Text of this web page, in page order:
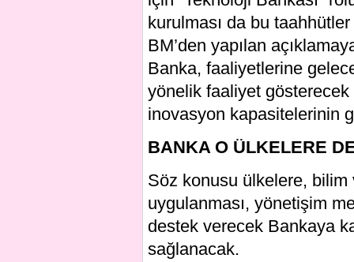
kurulması da bu taahhütler
BM’den yapılan
Banka, faaliyetlerine
yönelik faaliyet
inovasyon kapasitelerinin
BANKA O ÜLKELERE
Söz konusu ülkelere, bilim
uygulanması, yönetişim
destek verecek Bankaya
sağlanacak.